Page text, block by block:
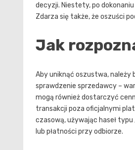
decyzji. Niestety, po
Zdarza się także, że oszuści
Jak
Aby uniknąć oszustwa,
sprawdzenie sprzedawcy –
mogą również dostarczyć
transakcji poza oficjalnymi
czasową, używając haseł
lub płatności przy odbiorze.